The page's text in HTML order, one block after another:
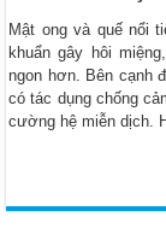
Mật ong và quế nổi
khuẩn gây hôi
ngon hơn. Bên cạnh
có tác dụng chống
cường hệ miễn dịch.